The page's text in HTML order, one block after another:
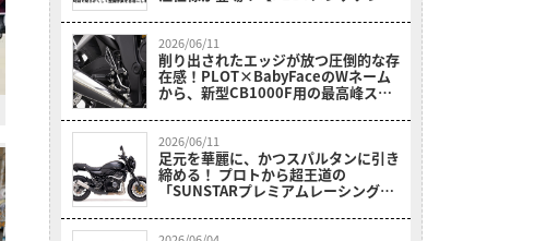
2026/06/11
削り出されたエッジが放つ圧倒的な存
在感！PLOT×BabyFaceのWネーム
から、新型CB1000F用の最高峰ステ
臨！
2026/06/11
足元を華麗に、かつスパルタンに引き
締める！ プロトから超王道の
「SUNSTARプレミアムレーシング」